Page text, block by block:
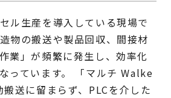
ル生産を導入している現場で
物の搬送や製品回収、間接材
業」が頻繁に発生し、効率化
っています。 「マルチ Walke
送に留まらず、PLCを介した